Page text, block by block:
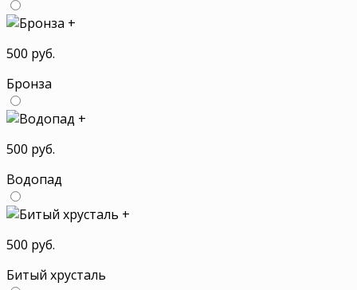
+
500 руб.
Бронза
+
500 руб.
Водопад
+
500 руб.
Битый хрусталь